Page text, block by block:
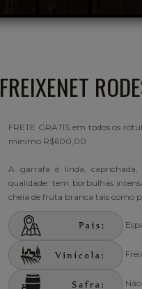
FREIXENET
FRETE GRATIS em todos os
mínimo R$600,00
A garrafa é linda,
qualidade: tem borbulhas
cheia de fruta branca tais como